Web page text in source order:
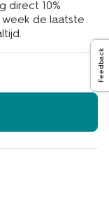
direct 10%
de laatste
Feedback